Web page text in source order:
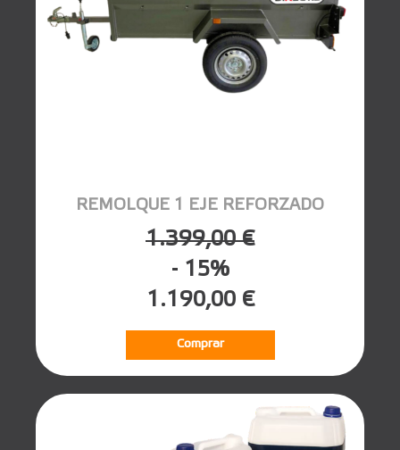
REMOLQUE 1 EJE REFORZADO
1.399,00 €
- 15%
1.190,00 €
Comprar